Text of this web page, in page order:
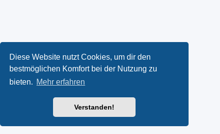
Diese Website nutzt Cookies, um dir den
bestmöglichen Komfort bei der Nutzung zu
bieten. Mehr erfahren
Verstanden!